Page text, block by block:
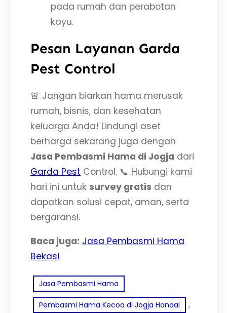
pada rumah dan perabotan
kayu.
Pesan Layanan Garda
Pest Control
🚨 Jangan biarkan hama merusak
rumah, bisnis, dan kesehatan
keluarga Anda! Lindungi aset
berharga sekarang juga dengan
Jasa Pembasmi Hama di Jogja dari
Garda Pest Control. 📞 Hubungi kami
hari ini untuk survey gratis dan
dapatkan solusi cepat, aman, serta
bergaransi.
Baca juga: Jasa Pembasmi Hama
Bekasi
Jasa Pembasmi Hama
Pembasmi Hama Kecoa di Jogja Handal ,